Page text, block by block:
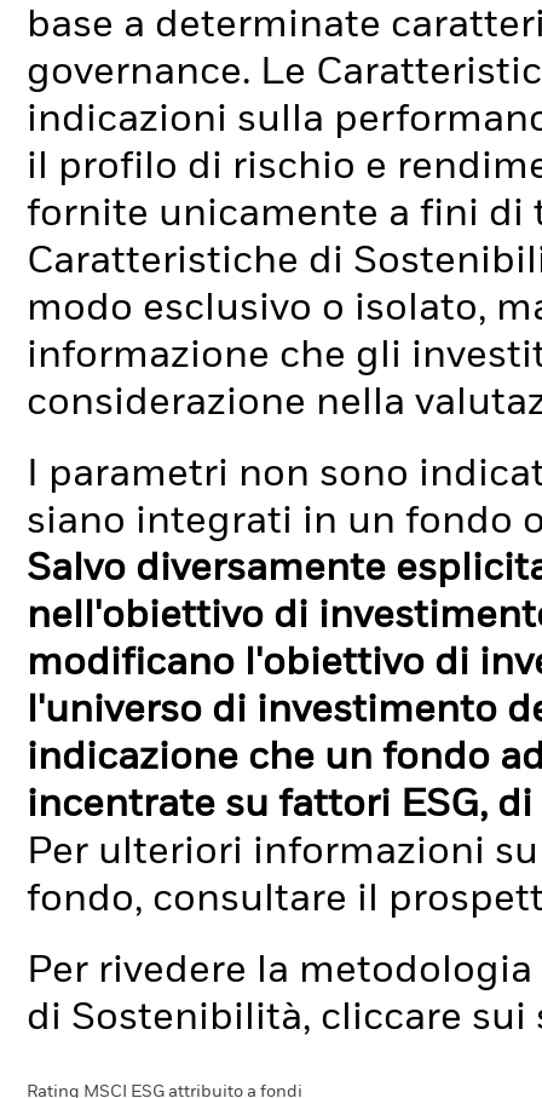
base a determinate
governance. Le
indicazioni sulla
il profilo di rischio e
fornite unicamente a fini di
Caratteristiche di
modo esclusivo o isolato,
informazione che gli
considerazione nella
I parametri non sono
siano integrati in un fondo
Salvo diversamente
nell'obiettivo di
modificano l'obiettivo di
l'universo di investimento
indicazione che un fondo
incentrate su fattori ESG,
Per ulteriori informazioni
fondo, consultare il
Per rivedere la
di Sostenibilità, cliccare
Rating MSCI ESG attribuito a fondi